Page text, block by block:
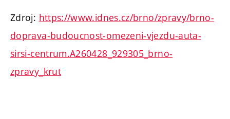
Zdroj: https://www.idnes.cz/brno/zpravy/brno-
doprava-budoucnost-omezeni-vjezdu-auta-
sirsi-centrum.A260428_929305_brno-
zpravy_krut